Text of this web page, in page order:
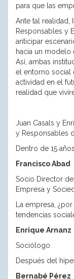
para que las
Ante tal realidad,
Responsables y
anticipar
hacia un modelo
Así, ambas
el entorno social
actividad en el
realidad que
Juan Casals y
y Responsables
Dentro de 15
Francisco Abad
Socio Director
Empresa y
La empresa,
tendencias
Enrique Arnanz
Sociólogo
Después del
Bernabé Pérez